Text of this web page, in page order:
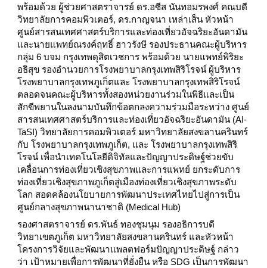
พร้อมด้วย ผู้ช่วยศาสตราจารย์ ดร.อซีส นันทอมรพงศ์ คณบดี
วิทยาลัยการคอมพิวเตอร์, ดร.กาญจนา เหล่าเส็น หัวหน้า
ศูนย์สารสนเทศศาสตร์บริการและท่องเที่ยวอัจฉริยะอันดามัน
และนายแพทย์ณรงค์ฤทธิ์ ฮาวรังษี รองประธานคณะผู้บริหาร
กลุ่ม 6 บจม กรุงเทพดุสิตเวชการ พร้อมด้วย นายแพทย์พิริยะ
อธิสุข รองอำนวยการโรงพยาบาลกรุงเทพสิริโรจน์ ผู้บริหาร
โรงพยาบาลกรุงเทพภูเก็ตและ โรงพยาบาลกรุงเทพสิริโรจน์
ตลอดจนคณะผู้บริหารทั้งสองหน่วยงานร่วมในพิธีและเป็น
สักขีพยานในลงนามบันทึกข้อตกลงความร่วมมือระหว่าง ศูนย์
สารสนเทศศาสตร์บริการและท่องเที่ยวอัจฉริยะอันดามัน (AI-
TaSI) วิทยาลัยการคอมพิวเตอร์ มหาวิทยาลัยสงขลานครินทร์
กับ โรงพยาบาลกรุงเทพภูเก็ต, และ โรงพยาบาลกรุงเทพสิริ
โรจน์ เพื่อนำเทคโนโลยีดิจิทัลและปัญญาประดิษฐ์ช่วยขับ
เคลื่อนการท่องเที่ยวเชิงสุขภาพและการแพทย์ ยกระดับการ
ท่องเที่ยวเชิงสุขภาพภูเก็ตสู่เมืองท่องเที่ยวเชิงสุขภาพระดับ
โลก สอดคล้องนโยบายการพัฒนาประเทศไทยไปสู่การเป็น
ศูนย์กลางสุขภาพนานาชาติ (Medical Hub)
รองศาสตราจารย์ ดร.พันธ์ ทองชุมนุม รองอธิการบดี
วิทยาเขตภูเก็ต มหาวิทยาลัยสงขลานครินทร์ และหัวหน้า
โครงการวิจัยและพัฒนาแพลตฟอร์มปัญญาประดิษฐ์ กล่าว
ว่า เป้าหมายเพื่อการพัฒนาที่ยั่งยืน หรือ SDG เป็นการพัฒนา